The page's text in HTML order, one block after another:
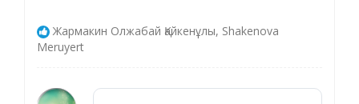
Жармакин Олжабай Қайкенұлы, Shakenova
Meruyert